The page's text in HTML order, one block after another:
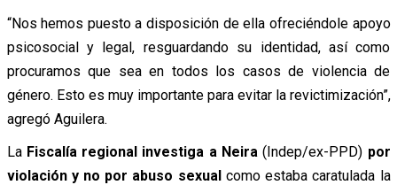
“Nos hemos puesto a disposición de ella ofreciéndole apoyo
psicosocial y legal, resguardando su identidad, así como
procuramos que sea en todos los casos de violencia de
género. Esto es muy importante para evitar la revictimización”,
agregó Aguilera.
La Fiscalía regional investiga a Neira (Indep/ex-PPD) por
violación y no por abuso sexualcomo estaba caratulada la